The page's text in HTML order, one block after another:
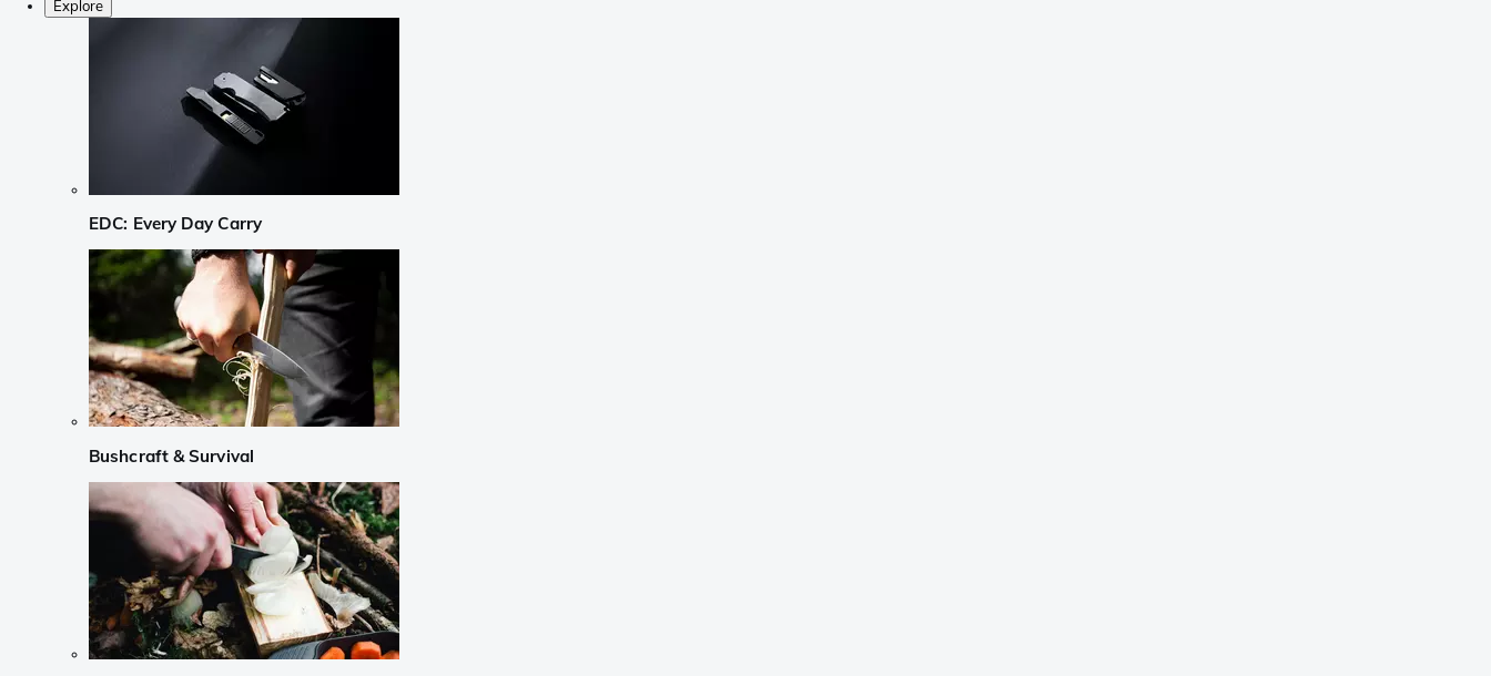
Explore
EDC: Every Day Carry
Bushcraft & Survival